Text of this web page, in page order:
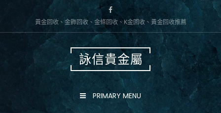
黃金回收、金飾回收、金條回收、K金回收、黃金回收推薦
詠信貴金屬
PRIMARY MENU